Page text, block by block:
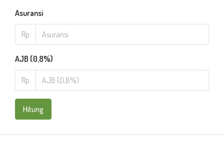
Asuransi
Rp
AJB (0,8%)
Rp
Hitung